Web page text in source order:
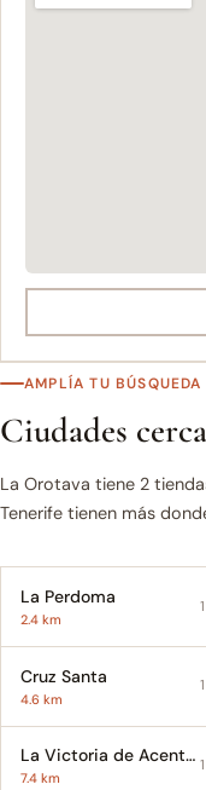
AMPLÍA TU BÚSQUEDA
Ciudades
La Orotava tiene 2
Tenerife tienen más
La Perdoma
2.4 km
Cruz Santa
4.6 km
La Victoria de Acentejo
7.4 km